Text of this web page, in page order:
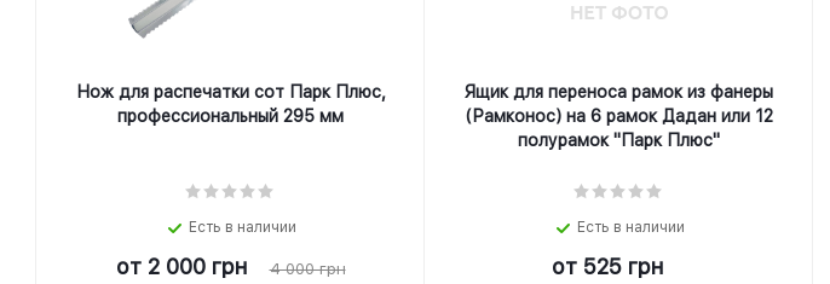
Нож для распечатки сот Парк Плюс,
профеcсиональный 295 мм
Есть в наличии
от 2 000 грн 4 000 грн
Ящик для переноса рамок из фанеры
(Рамконос) на 6 рамок Дадан или 12
полурамок "Парк Плюс"
Есть в наличии
от 525 грн